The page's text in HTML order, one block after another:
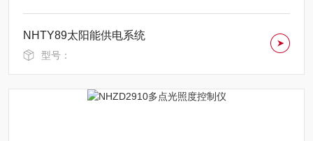
NHTY89太阳能供电系统
型号：